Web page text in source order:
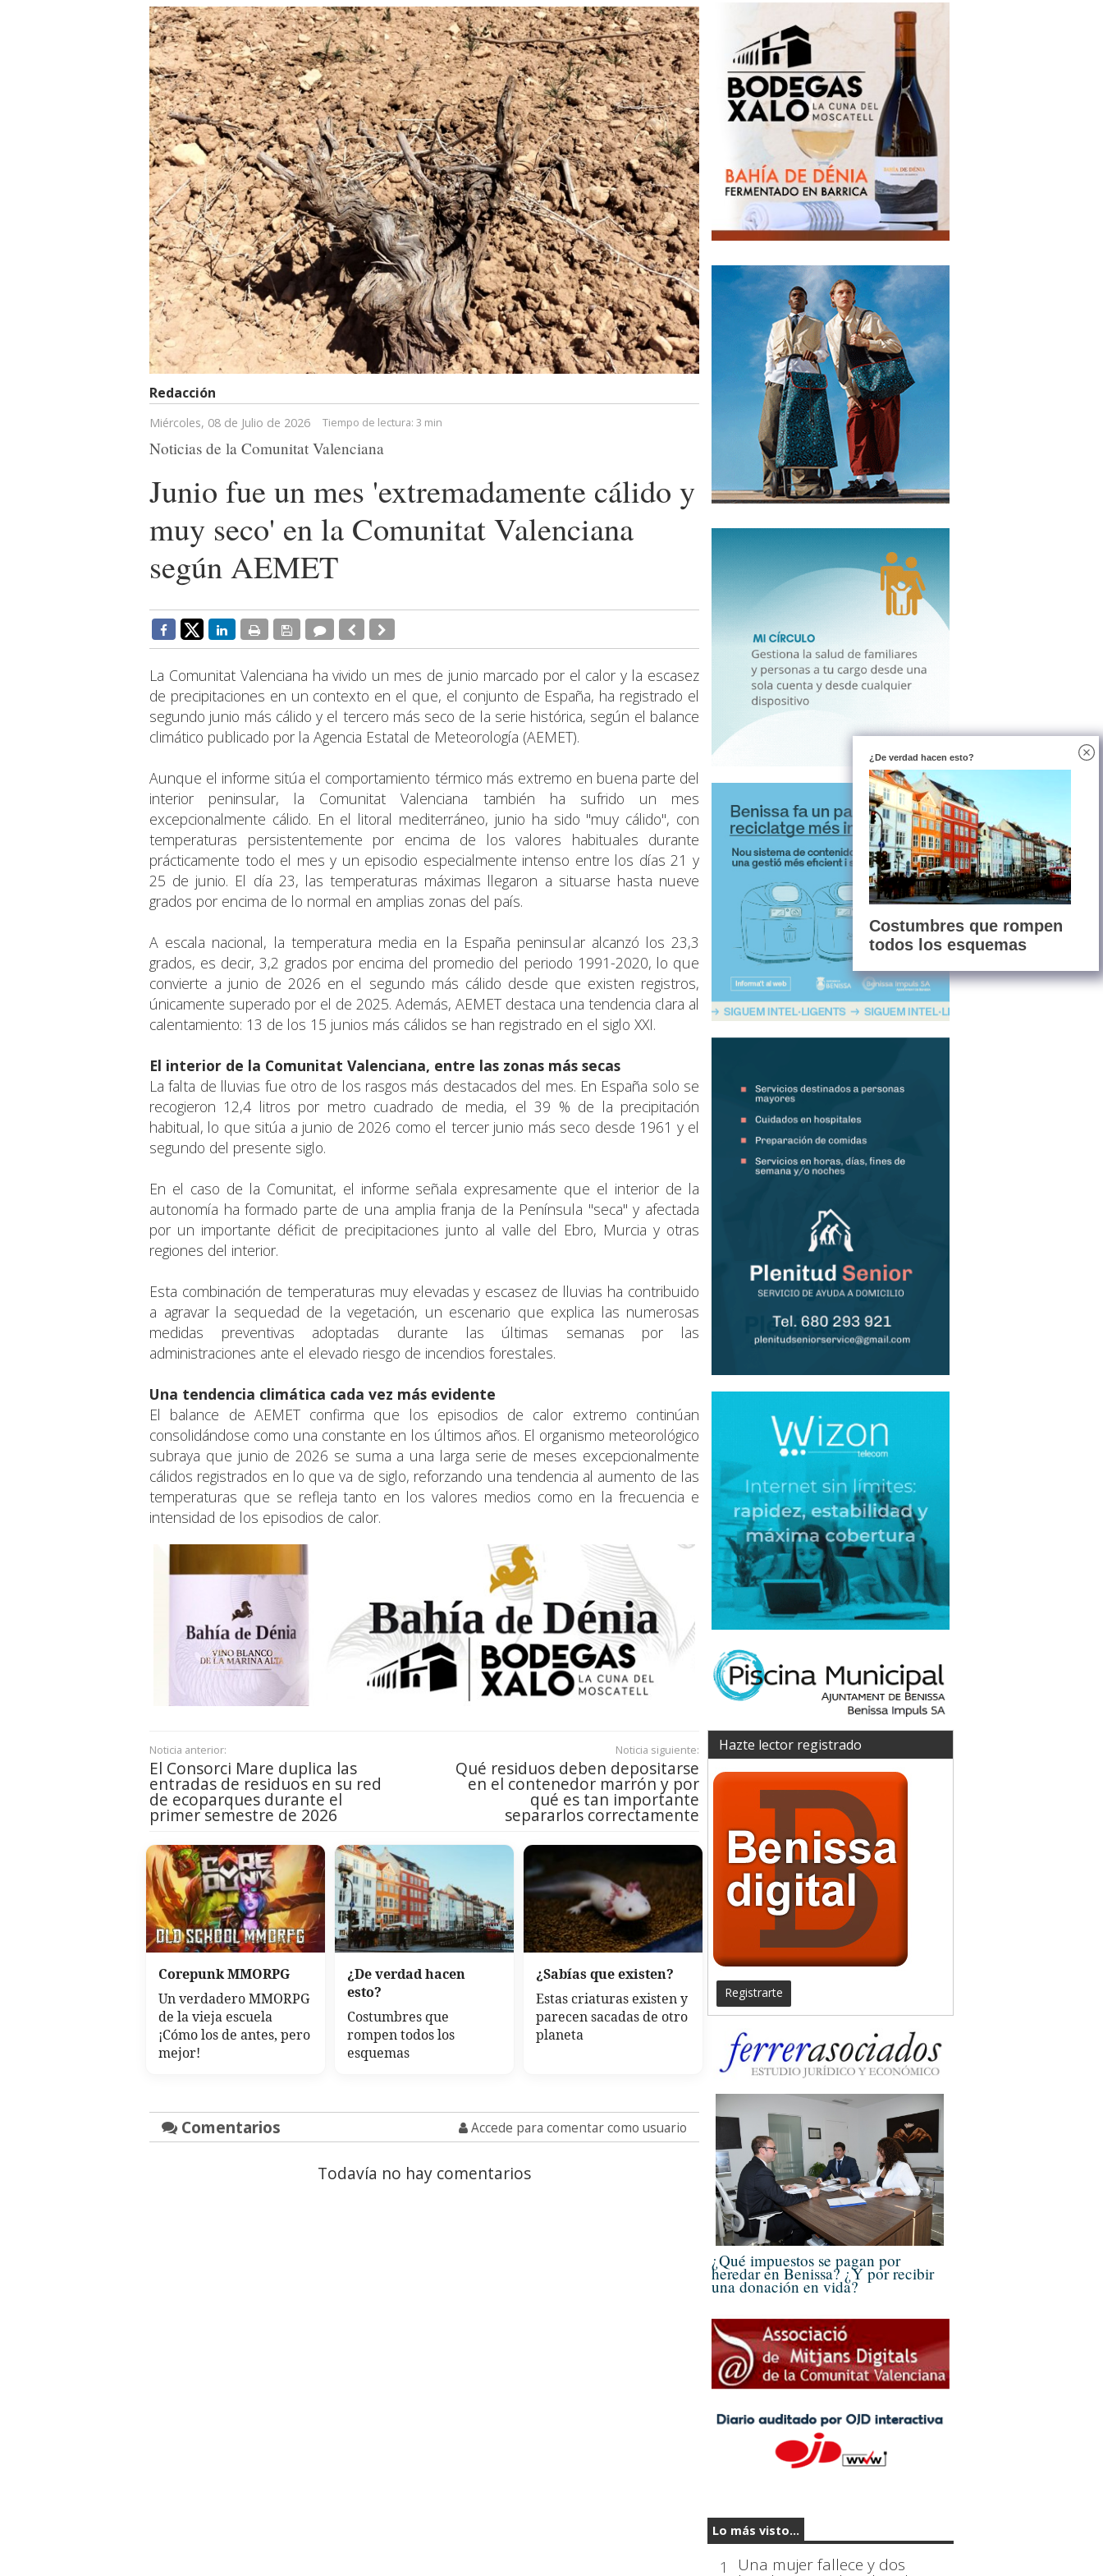
Redacción
Miércoles, 08 de Julio de 2026 Tiempo de lectura: 3 min
Noticias de la Comunitat Valenciana
Junio fue un mes 'extremadamente cálido y
muy seco' en la Comunitat Valenciana
según AEMET
La Comunitat Valenciana ha vivido un mes de junio marcado por el calor y la escasez
de precipitaciones en un contexto en el que, el conjunto de España, ha registrado el
segundo junio más cálido y el tercero más seco de la serie histórica, según el balance
climático publicado por la Agencia Estatal de Meteorología (AEMET).
Aunque el informe sitúa el comportamiento térmico más extremo en buena parte del
interior peninsular, la Comunitat Valenciana también ha sufrido un mes
excepcionalmente cálido. En el litoral mediterráneo, junio ha sido "muy cálido", con
temperaturas persistentemente por encima de los valores habituales durante
prácticamente todo el mes y un episodio especialmente intenso entre los días 21 y
25 de junio. El día 23, las temperaturas máximas llegaron a situarse hasta nueve
grados por encima de lo normal en amplias zonas del país.
A escala nacional, la temperatura media en la España peninsular alcanzó los 23,3
grados, es decir, 3,2 grados por encima del promedio del periodo 1991-2020, lo que
convierte a junio de 2026 en el segundo más cálido desde que existen registros,
únicamente superado por el de 2025. Además, AEMET destaca una tendencia clara al
calentamiento: 13 de los 15 junios más cálidos se han registrado en el siglo XXI.
El interior de la Comunitat Valenciana, entre las zonas más secas
La falta de lluvias fue otro de los rasgos más destacados del mes. En España solo se
recogieron 12,4 litros por metro cuadrado de media, el 39 % de la precipitación
habitual, lo que sitúa a junio de 2026 como el tercer junio más seco desde 1961 y el
segundo del presente siglo.
En el caso de la Comunitat, el informe señala expresamente que el interior de la
autonomía ha formado parte de una amplia franja de la Península "seca" y afectada
por un importante déficit de precipitaciones junto al valle del Ebro, Murcia y otras
regiones del interior.
Esta combinación de temperaturas muy elevadas y escasez de lluvias ha contribuido
a agravar la sequedad de la vegetación, un escenario que explica las numerosas
medidas preventivas adoptadas durante las últimas semanas por las
administraciones ante el elevado riesgo de incendios forestales.
Una tendencia climática cada vez más evidente
El balance de AEMET confirma que los episodios de calor extremo continúan
consolidándose como una constante en los últimos años. El organismo meteorológico
subraya que junio de 2026 se suma a una larga serie de meses excepcionalmente
cálidos registrados en lo que va de siglo, reforzando una tendencia al aumento de las
temperaturas que se refleja tanto en los valores medios como en la frecuencia e
intensidad de los episodios de calor.
Noticia anterior:
El Consorci Mare duplica las
entradas de residuos en su red
de ecoparques durante el
primer semestre de 2026
Noticia siguiente:
Qué residuos deben depositarse
en el contenedor marrón y por
qué es tan importante
separarlos correctamente
Corepunk MMORPG
Un verdadero MMORPG
de la vieja escuela
¡Cómo los de antes, pero
mejor!
¿De verdad hacen
esto?
Costumbres que
rompen todos los
esquemas
¿Sabías que existen?
Estas criaturas existen y
parecen sacadas de otro
planeta
Comentarios Accede para comentar como usuario
Todavía no hay comentarios
Hazte lector registrado
Registrarte
¿Qué impuestos se pagan por
heredar en Benissa? ¿Y por recibir
una donación en vida?
Lo más visto...
1 Una mujer fallece y dos
¿De verdad hacen esto?
Costumbres que rompen
todos los esquemas